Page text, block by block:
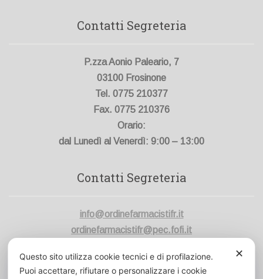
Contatti Segreteria
P.zza Aonio Paleario, 7
03100 Frosinone
Tel. 0775 210377
Fax. 0775 210376
Orario:
dal Lunedì al Venerdì: 9:00 – 13:00
Contatti Segreteria
info@ordinefarmacistifr.it
ordinefarmacistifr@pec.fofi.it
Codice Fiscale:80006420600
Cod. Un. Fatt. Elett.:UFVK43
✕
Questo sito utilizza cookie tecnici e di profilazione.
Puoi accettare, rifiutare o personalizzare i cookie